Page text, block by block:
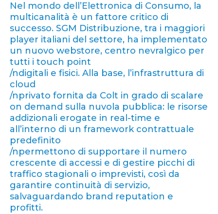
Nel mondo dell’Elettronica di Consumo, la
multicanalità è un fattore critico di
successo. SGM Distribuzione, tra i maggiori
player italiani del settore, ha implementato
un nuovo webstore, centro nevralgico per
tutti i touch point
/ndigitali e fisici. Alla base, l’infrastruttura di
cloud
/nprivato fornita da Colt in grado di scalare
on demand sulla nuvola pubblica: le risorse
addizionali erogate in real-time e
all’interno di un framework contrattuale
predefinito
/npermettono di supportare il numero
crescente di accessi e di gestire picchi di
traffico stagionali o imprevisti, così da
garantire continuità di servizio,
salvaguardando brand reputation e
profitti.